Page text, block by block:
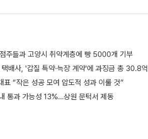
주들과 고양시 취약계층에 빵 5000개 기부
택배사, '갑질 특약·늑장 계약'에 과징금 총 30.8억
표 “작은 성공 모여 압도적 성과 이룰 것”
통과 가능성 13%…상원 문턱서 제동